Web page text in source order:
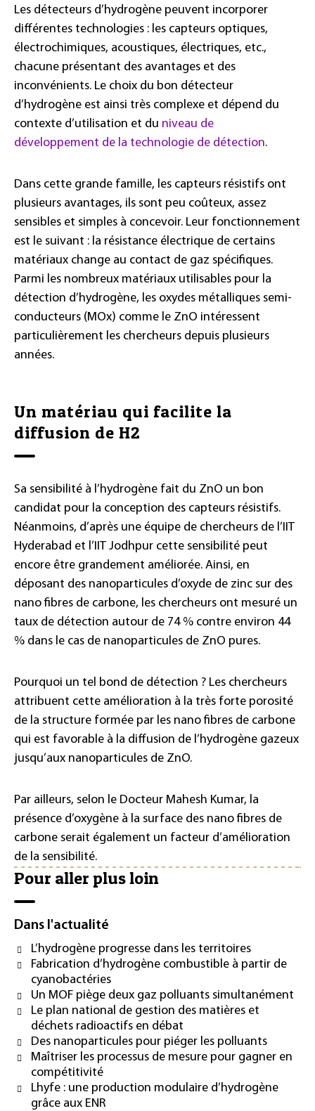
Les détecteurs d’hydrogène peuvent incorporer
différentes technologies : les capteurs optiques,
électrochimiques, acoustiques, électriques, etc.,
chacune présentant des avantages et des
inconvénients. Le choix du bon détecteur
d’hydrogène est ainsi très complexe et dépend du
contexte d’utilisation et du niveau de
développement de la technologie de détection.
Dans cette grande famille, les capteurs résistifs ont
plusieurs avantages, ils sont peu coûteux, assez
sensibles et simples à concevoir. Leur fonctionnement
est le suivant : la résistance électrique de certains
matériaux change au contact de gaz spécifiques.
Parmi les nombreux matériaux utilisables pour la
détection d’hydrogène, les oxydes métalliques semi-
conducteurs (MOx) comme le ZnO intéressent
particulièrement les chercheurs depuis plusieurs
années.
Un matériau qui facilite la
diffusion de H2
Sa sensibilité à l’hydrogène fait du ZnO un bon
candidat pour la conception des capteurs résistifs.
Néanmoins, d’après une équipe de chercheurs de l’IIT
Hyderabad et l’IIT Jodhpur cette sensibilité peut
encore être grandement améliorée. Ainsi, en
déposant des nanoparticules d’oxyde de zinc sur des
nano fibres de carbone, les chercheurs ont mesuré un
taux de détection autour de 74 % contre environ 44
% dans le cas de nanoparticules de ZnO pures.
Pourquoi un tel bond de détection ? Les chercheurs
attribuent cette amélioration à la très forte porosité
de la structure formée par les nano fibres de carbone
qui est favorable à la diffusion de l’hydrogène gazeux
jusqu’aux nanoparticules de ZnO.
Par ailleurs, selon le Docteur Mahesh Kumar, la
présence d’oxygène à la surface des nano fibres de
carbone serait également un facteur d’amélioration
de la sensibilité.
Pour aller plus loin
Dans l'actualité
L’hydrogène progresse dans les territoires
Fabrication d’hydrogène combustible à partir de
cyanobactéries
Un MOF piège deux gaz polluants simultanément
Le plan national de gestion des matières et
déchets radioactifs en débat
Des nanoparticules pour piéger les polluants
Maîtriser les processus de mesure pour gagner en
compétitivité
Lhyfe : une production modulaire d’hydrogène
grâce aux ENR